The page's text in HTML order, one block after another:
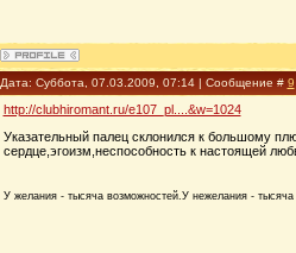
Дата: Суббота, 07.03.2009, 07:14 | Сообщение # 9
http://clubhiromant.ru/e107_pl....&w=1024
Указательный палец склонился к большому
сердце,эгоизм,неспособность к настоящей
У желания - тысяча возможностей.У нежелания -